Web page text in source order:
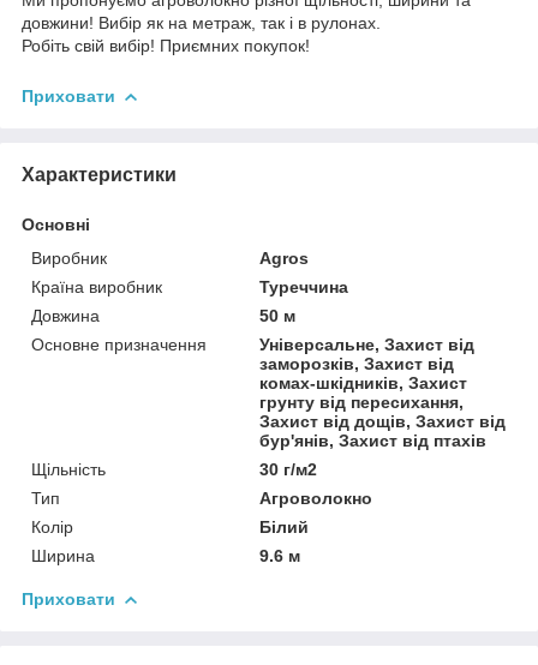
довжини! Вибір як на метраж, так і в рулонах.
Робіть свій вибір! Приємних покупок!
Приховати
Характеристики
Основні
Виробник
Agros
Країна виробник
Туреччина
Довжина
50 м
Основне призначення
Універсальне, Захист від
заморозків, Захист від
комах-шкідників, Захист
грунту від пересихання,
Захист від дощів, Захист від
бур'янів, Захист від птахів
Щільність
30 г/м2
Тип
Агроволокно
Колір
Білий
Ширина
9.6 м
Приховати